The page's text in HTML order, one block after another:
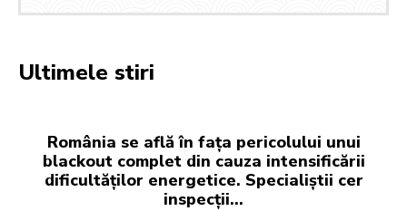
Ultimele stiri
România se află în fața pericolului unui
blackout complet din cauza intensificării
dificultăților energetice. Specialiștii cer
inspecții…